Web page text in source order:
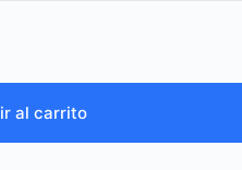
al carrito